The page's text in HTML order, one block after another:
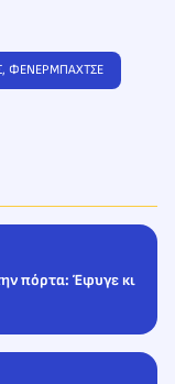
, ΦΕΝΕΡΜΠΑΧΤΣΕ
πόρτα: Έφυγε κι